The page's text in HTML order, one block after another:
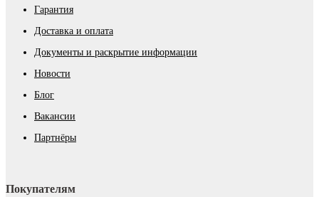
Гарантия
Доставка и оплата
Документы и раскрытие информации
Новости
Блог
Вакансии
Партнёры
Покупателям